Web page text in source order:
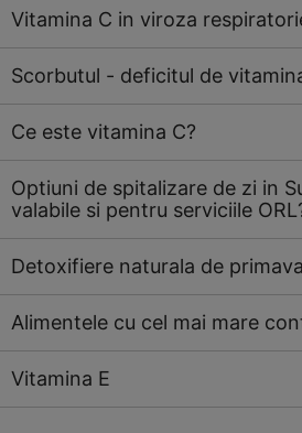
Vitamina C in viroza
Scorbutul - deficitul de
Ce este vitamina C?
Optiuni de spitalizare de zi in
valabile si pentru serviciile
Detoxifiere naturala de
Alimentele cu cel mai mare
Vitamina E